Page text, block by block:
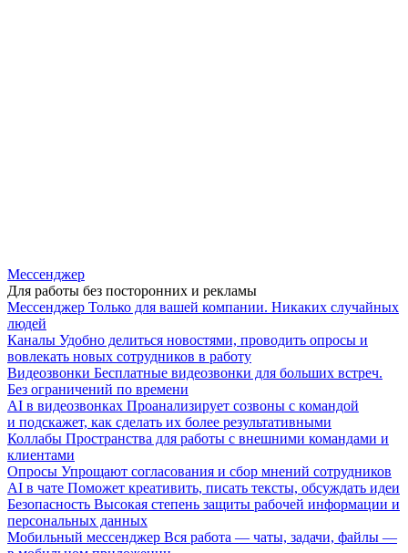
Мессенджер
Для работы без посторонних и рекламы
Мессенджер Только для вашей компании. Никаких случайных
людей
Каналы Удобно делиться новостями, проводить опросы и
вовлекать новых сотрудников в работу
Видеозвонки Бесплатные видеозвонки для больших встреч.
Без ограничений по времени
AI в видеозвонках Проанализирует созвоны с командой
и подскажет, как сделать их более результативными
Коллабы Пространства для работы с внешними командами и
клиентами
Опросы Упрощают согласования и сбор мнений сотрудников
AI в чате Поможет креативить, писать тексты, обсуждать идеи
Безопасность Высокая степень защиты рабочей информации и
персональных данных
Мобильный мессенджер Вся работа — чаты, задачи, файлы —